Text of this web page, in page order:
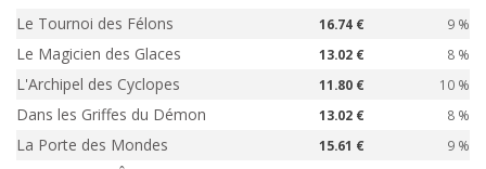
Le Tournoi des Félons 16.74 € 9 %
Le Magicien des Glaces 13.02 € 8 %
L'Archipel des Cyclopes 11.80 € 10 %
Dans les Griffes du Démon 13.02 € 8 %
La Porte des Mondes 15.61 € 9 %